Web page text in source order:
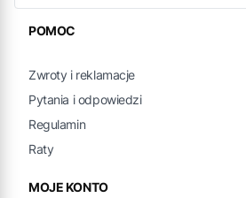
Linki w stopce
POMOC
Zwroty i reklamacje
Pytania i odpowiedzi
Regulamin
Raty
MOJE KONTO